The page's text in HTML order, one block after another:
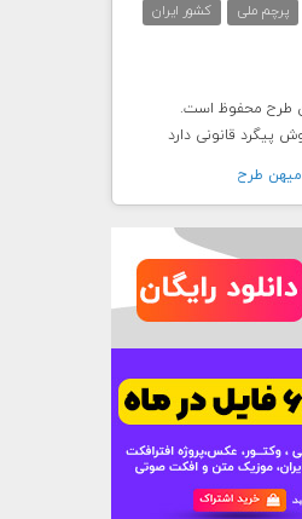
پرچم ملی
کشور ایران
پیگرد قانونی دارد
ميهن طرح